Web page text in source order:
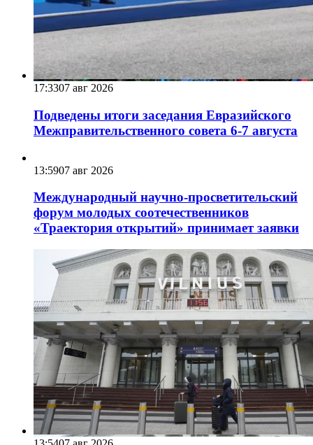
17:3307 авг 2026
Подведены итоги заседания Евразийского
Межправительственного совета 6-7 августа
13:5907 авг 2026
Международный научно-просветительский
форум молодых соотечественников
«Траектория открытий» принимает заявки